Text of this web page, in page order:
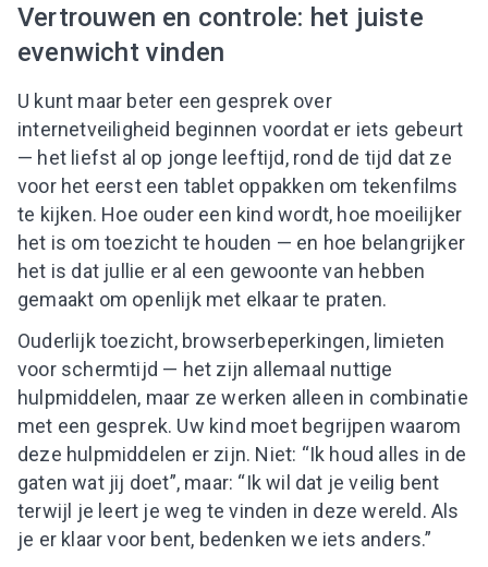
Vertrouwen en controle: het juiste
evenwicht vinden
U kunt maar beter een gesprek over
internetveiligheid beginnen voordat er iets gebeurt
— het liefst al op jonge leeftijd, rond de tijd dat ze
voor het eerst een tablet oppakken om tekenfilms
te kijken. Hoe ouder een kind wordt, hoe moeilijker
het is om toezicht te houden — en hoe belangrijker
het is dat jullie er al een gewoonte van hebben
gemaakt om openlijk met elkaar te praten.
Ouderlijk toezicht, browserbeperkingen, limieten
voor schermtijd — het zijn allemaal nuttige
hulpmiddelen, maar ze werken alleen in combinatie
met een gesprek. Uw kind moet begrijpen waarom
deze hulpmiddelen er zijn. Niet: “Ik houd alles in de
gaten wat jij doet”, maar: “Ik wil dat je veilig bent
terwijl je leert je weg te vinden in deze wereld. Als
je er klaar voor bent, bedenken we iets anders.”